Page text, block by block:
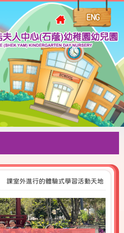
課室外進行的體驗式學習活動天地